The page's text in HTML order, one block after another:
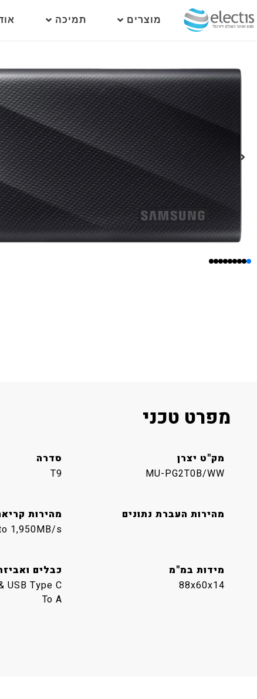
מוצרים תמיכה
מפרט טכני
מק"ט יצרן
MU-PG2T0B/WW
סדרה
T9
מהירות העברת נתונים
מהירות
1,950MB/s
מידות במ"מ
88x60x14
כבלים
USB Type C
To A